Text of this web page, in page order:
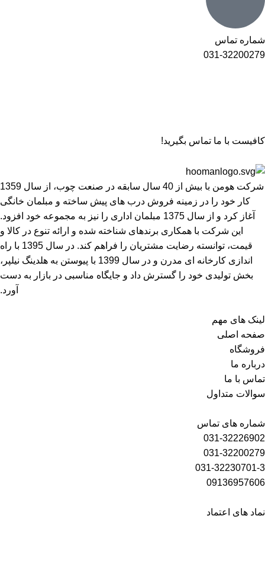
شماره تماس
031-32200279
کافیست با ما تماس بگیرید!
شرکت هومن با بیش از 40 سال سابقه در صنعت چوب، از سال 1359
کار خود را در زمینه فروش درب های پیش ساخته و مبلمان خانگی
آغاز کرد و از سال 1375 مبلمان اداری را نیز به مجموعه خود افزود.
این شرکت با همکاری برندهای شناخته شده و ارائه تنوع در کالا و
قیمت، توانسته رضایت مشتریان را فراهم کند. در سال 1395 با راه
اندازی کارخانه ای مدرن و در سال 1399 با پیوستن به هلدینگ نیلپر،
بخش تولیدی خود را گسترش داد و جایگاه مناسبی در بازار به دست
آورد.
لینک های مهم
صفحه اصلی
فروشگاه
درباره ما
تماس با ما
سوالات متداول
شماره های تماس
031-32226902
031-32200279
031-32230701-3
09136957606
نماد های اعتماد